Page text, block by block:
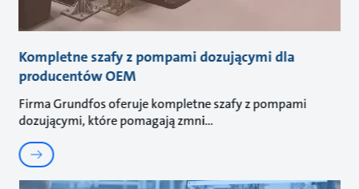
Kompletne szafy z pompami dozującymi dla
producentów OEM
Firma Grundfos oferuje kompletne szafy z pompami
dozującymi, które pomagają zmni